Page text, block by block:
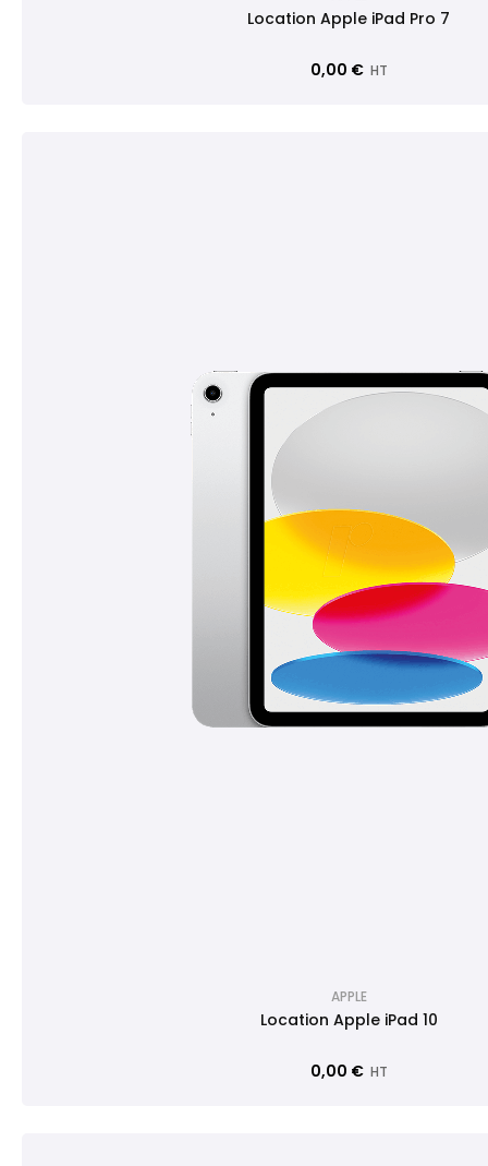
Location Apple iPad Pro 7
0,00 € HT
APPLE
Location Apple iPad 10
0,00 € HT